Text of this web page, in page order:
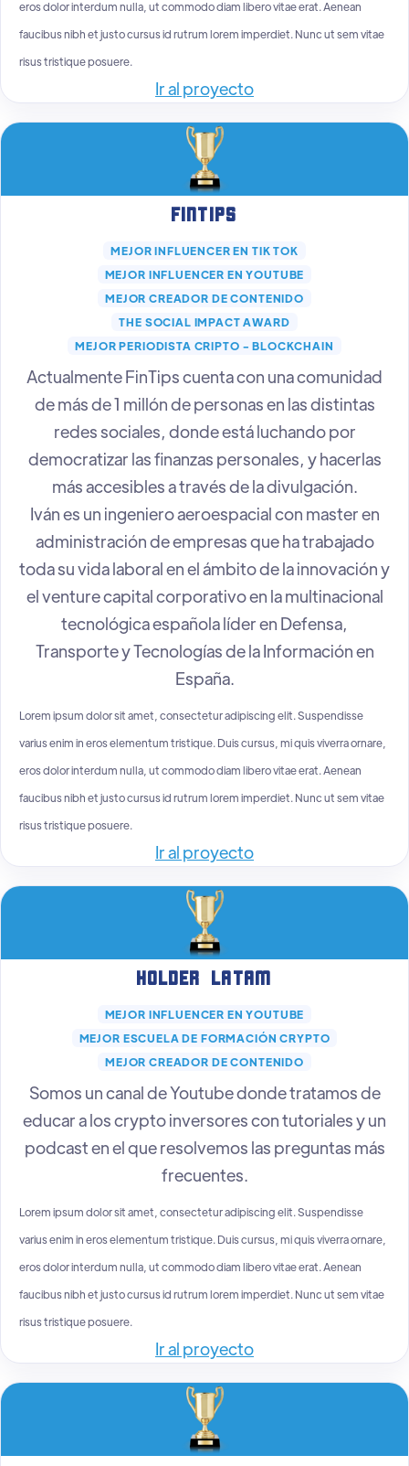
eros dolor interdum nulla, ut commodo diam libero vitae erat. Aenean
faucibus nibh et justo cursus id rutrum lorem imperdiet. Nunc ut sem vitae
risus tristique posuere.
Ir al proyecto
FinTips
MEJOR INFLUENCER EN TIK TOK
MEJOR INFLUENCER EN YOUTUBE
MEJOR CREADOR DE CONTENIDO
THE SOCIAL IMPACT AWARD
MEJOR PERIODISTA CRIPTO - BLOCKCHAIN
Actualmente FinTips cuenta con una comunidad
de más de 1 millón de personas en las distintas
redes sociales, donde está luchando por
democratizar las finanzas personales, y hacerlas
más accesibles a través de la divulgación.
Iván es un ingeniero aeroespacial con master en
administración de empresas que ha trabajado
toda su vida laboral en el ámbito de la innovación y
el venture capital corporativo en la multinacional
tecnológica española líder en Defensa,
Transporte y Tecnologías de la Información en
España.
Lorem ipsum dolor sit amet, consectetur adipiscing elit. Suspendisse
varius enim in eros elementum tristique. Duis cursus, mi quis viverra ornare,
eros dolor interdum nulla, ut commodo diam libero vitae erat. Aenean
faucibus nibh et justo cursus id rutrum lorem imperdiet. Nunc ut sem vitae
risus tristique posuere.
Ir al proyecto
Holder Latam
MEJOR INFLUENCER EN YOUTUBE
MEJOR ESCUELA DE FORMACIÓN CRYPTO
MEJOR CREADOR DE CONTENIDO
Somos un canal de Youtube donde tratamos de
educar a los crypto inversores con tutoriales y un
podcast en el que resolvemos las preguntas más
frecuentes.
Lorem ipsum dolor sit amet, consectetur adipiscing elit. Suspendisse
varius enim in eros elementum tristique. Duis cursus, mi quis viverra ornare,
eros dolor interdum nulla, ut commodo diam libero vitae erat. Aenean
faucibus nibh et justo cursus id rutrum lorem imperdiet. Nunc ut sem vitae
risus tristique posuere.
Ir al proyecto